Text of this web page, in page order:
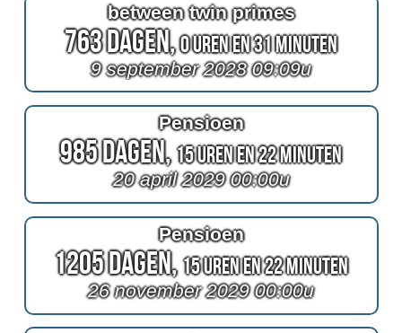
between twin primes
763 Dagen,0 Uren en 31 Minuten
9 september 2028 09:09u
Pensioen
985 Dagen,15 Uren en 22 Minuten
20 april 2029 00:00u
Pensioen
1205 Dagen,15 Uren en 22 Minuten
26 november 2029 00:00u